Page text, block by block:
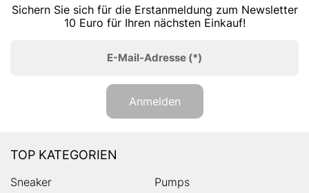
Sichern Sie sich für die Erstanmeldung zum Newsletter
10 Euro für Ihren nächsten Einkauf!
E-Mail-Adresse (*)
Anmelden
TOP KATEGORIEN
Sneaker
Pumps